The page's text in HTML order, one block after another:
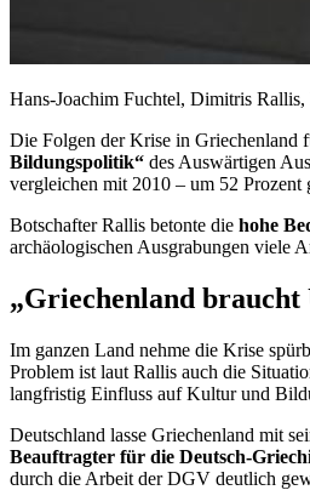
Hans-Joachim Fuchtel, Dimitris
Die Folgen der Krise in Griechenland
Bildungspolitik“ des Auswärtigen
vergleichen mit 2010 – um 52 Prozent
Botschafter Rallis betonte die hohe
archäologischen Ausgrabungen viele
„Griechenland braucht
Im ganzen Land nehme die Krise
Problem ist laut Rallis auch die
langfristig Einfluss auf Kultur und
Deutschland lasse Griechenland mit
Beauftragter für die Deutsch-
durch die Arbeit der DGV deutlich